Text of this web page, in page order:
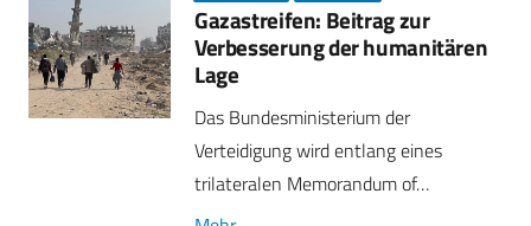
Gazastreifen: Beitrag zur
Verbesserung der humanitären
Lage
Das Bundesministerium der
Verteidigung wird entlang eines
trilateralen Memorandum of…